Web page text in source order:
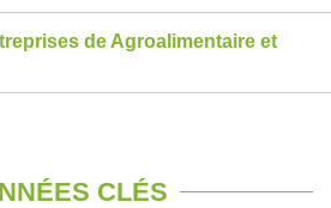
de Agroalimentaire et
CLÉS